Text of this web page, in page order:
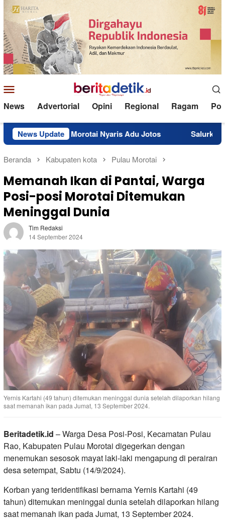
Loncat
ke
konten
Mobile
News Advertorial Opini Regional Ragam
News Update
di Morotai Nyaris Adu Jotos Salurkan BBM Subsidi 10
Beranda Kabupaten kota Pulau Morotai
Memanah Ikan di Pantai, Warga
Posi-posi Morotai Ditemukan
Meninggal Dunia
Tim Redaksi
14 September 2024
Yernis Kartahi (49 tahun) ditemukan meninggal dunia setelah dilaporkan hilang
saat memanah ikan pada Jumat, 13 September 2024.
Beritadetik.id – Warga Desa Posi-Posi, Kecamatan Pulau
Rao, Kabupaten Pulau Morotai digegerkan dengan
menemukan sesosok mayat laki-laki mengapung di perairan
desa setempat, Sabtu (14/9/2024).
Korban yang teridentifikasi bernama Yernis Kartahi (49
tahun) ditemukan meninggal dunia setelah dilaporkan hilang
saat memanah ikan pada Jumat, 13 September 2024.